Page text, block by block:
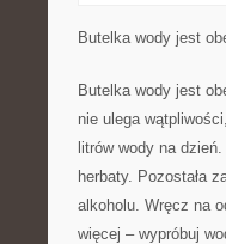
Butelka wody jest
Butelka wody jest
nie ulega
litrów wody na
herbaty. Pozostała
alkoholu. Wręcz na
więcej – wypróbuj